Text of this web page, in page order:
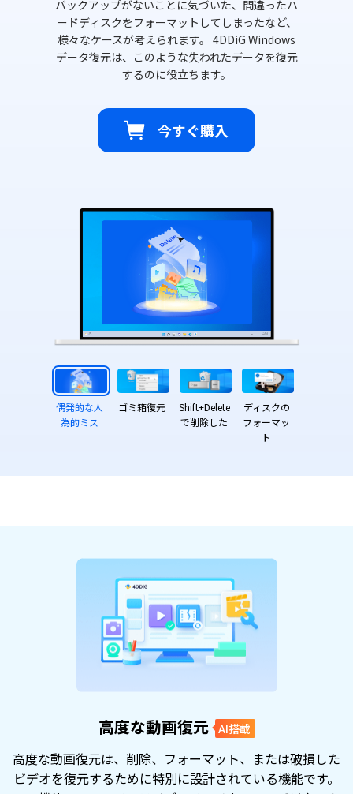
バックアップがないことに気づいた、間違ったハ
ードディスクをフォーマットしてしまったなど、
様々なケースが考えられます。 4DDiG Windows
データ復元は、このような失われたデータを復元
するのに役立ちます。
今すぐ購入
偶発的な人
為的ミス
ゴミ箱復元
Shift+Delete
で削除した
ディスクの
フォーマッ
ト
高度な動画復元 AI搭載
高度な動画復元は、削除、フォーマット、または破損した
ビデオを復元するために特別に設計されている機能です。